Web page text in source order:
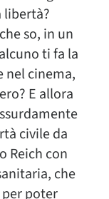
libertà?
so, in un
ti fa la
nel cinema,
E allora
civile da
Reich con
che
per poter